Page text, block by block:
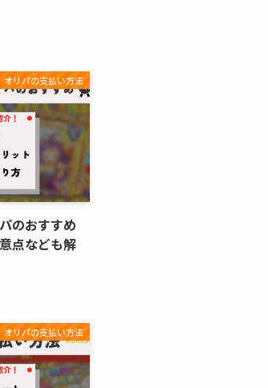
オリパの支払い方法
のおすすめ
点なども解
オリパの支払い方法